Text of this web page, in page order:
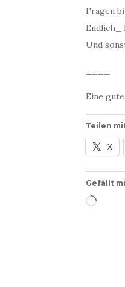
Fragen
Endlich_
Und
Eine
Teilen
X
Gefällt
Wird